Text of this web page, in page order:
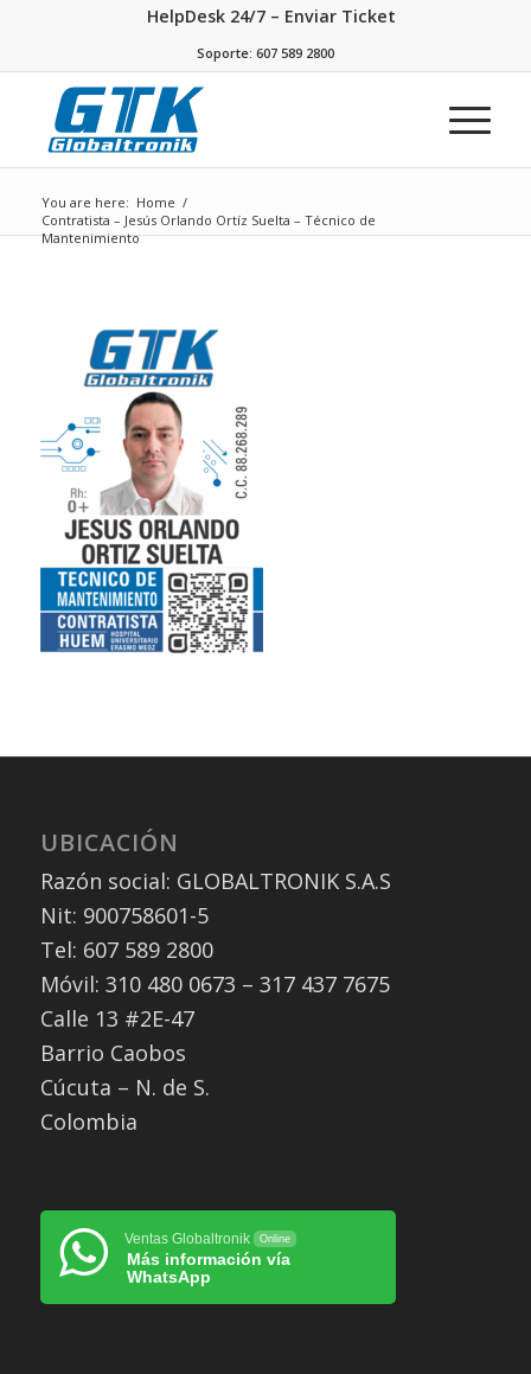
HelpDesk 24/7 – Enviar Ticket
Soporte: 607 589 2800
You are here: Home /
Contratista – Jesús Orlando Ortíz Suelta – Técnico de
Mantenimiento
UBICACIÓN
Razón social: GLOBALTRONIK S.A.S
Nit: 900758601-5
Tel: 607 589 2800
Móvil: 310 480 0673 – 317 437 7675
Calle 13 #2E-47
Barrio Caobos
Cúcuta – N. de S.
Colombia
Ventas Globaltronik Online
Más información vía
WhatsApp